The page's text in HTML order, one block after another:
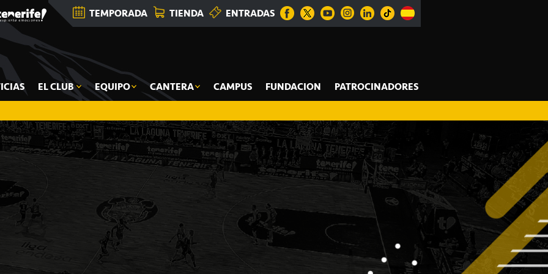
TEMPORADA TIENDA ENTRADAS
EL CLUB EQUIPO CANTERA CAMPUS FUNDACION PATROCINADORES